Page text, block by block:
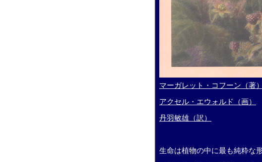
マーガレット・コフーン（著）
アクセル・エウォルド（画）
丹羽敏雄（訳）
生命は植物の中に最も純粋な